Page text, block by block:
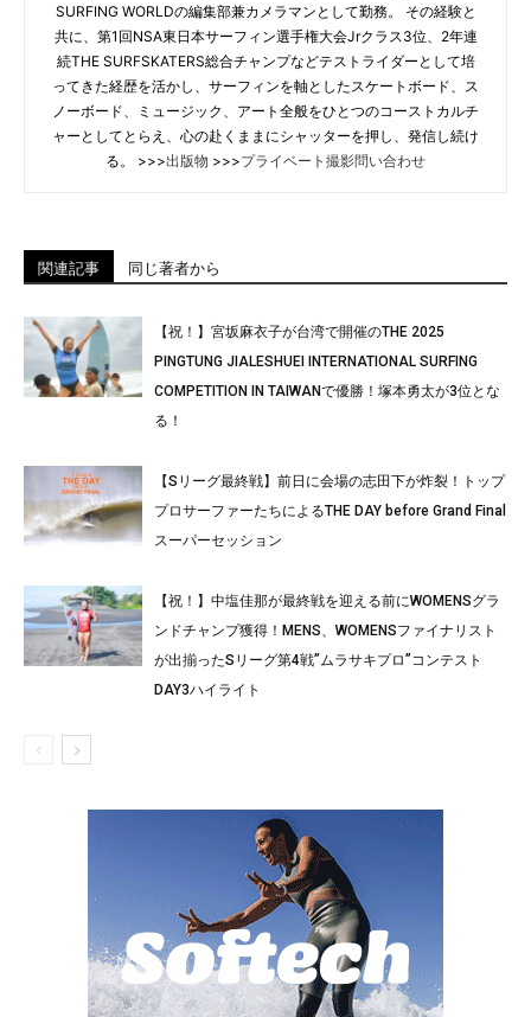
SURFING WORLDの編集部兼カメラマンとして勤務。 その経験と
共に、第1回NSA東日本サーフィン選手権大会Jrクラス3位、2年連
続THE SURFSKATERS総合チャンプなどテストライダーとして培
ってきた経歴を活かし、サーフィンを軸としたスケートボード、ス
ノーボード、ミュージック、アート全般をひとつのコーストカルチ
ャーとしてとらえ、心の赴くままにシャッターを押し、発信し続け
る。 >>>出版物 >>>プライベート撮影問い合わせ
関連記事 同じ著者から
【祝！】宮坂麻衣子が台湾で開催のTHE 2025
PINGTUNG JIALESHUEI INTERNATIONAL SURFING
COMPETITION IN TAIWANで優勝！塚本勇太が3位とな
る！
【Sリーグ最終戦】前日に会場の志田下が炸裂！トップ
プロサーファーたちによるTHE DAY before Grand Final
スーパーセッション
【祝！】中塩佳那が最終戦を迎える前にWOMENSグラ
ンドチャンプ獲得！MENS、WOMENSファイナリスト
が出揃ったSリーグ第4戦”ムラサキプロ”コンテスト
DAY3ハイライト